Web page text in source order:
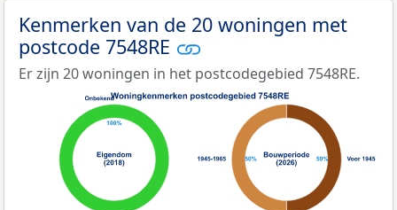
Kenmerken van de 20 woningen met
postcode 7548RE
Er zijn 20 woningen in het postcodegebied 7548RE.